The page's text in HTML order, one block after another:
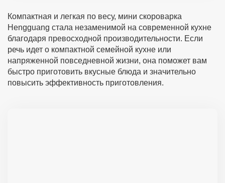
Компактная и легкая по весу, мини скороварка
Hengguang стала незаменимой на современной кухне
благодаря превосходной производительности. Если
речь идет о компактной семейной кухне или
напряженной повседневной жизни, она поможет вам
быстро приготовить вкусные блюда и значительно
повысить эффективность приготовления.